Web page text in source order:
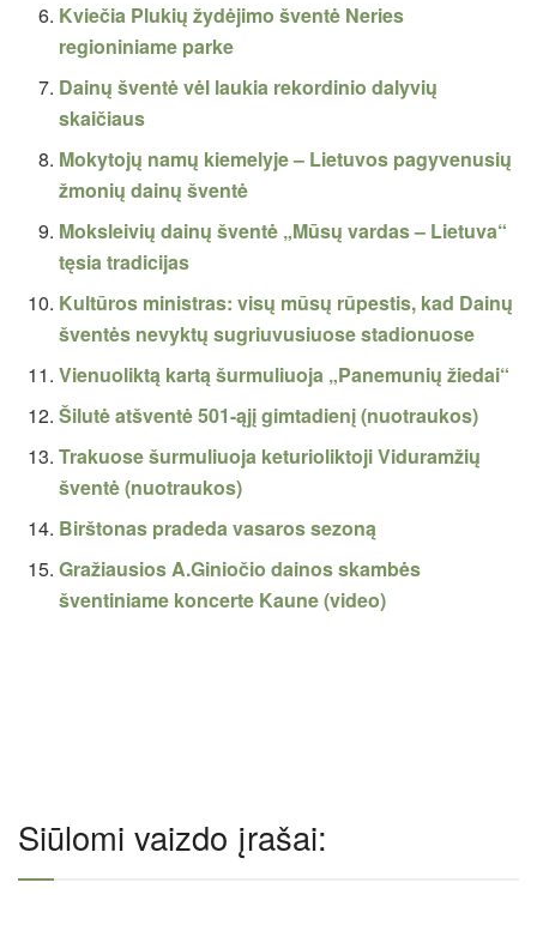
Kviečia Plukių žydėjimo šventė Neries
regioniniame parke
Dainų šventė vėl laukia rekordinio dalyvių
skaičiaus
Mokytojų namų kiemelyje – Lietuvos pagyvenusių
žmonių dainų šventė
Moksleivių dainų šventė „Mūsų vardas – Lietuva“
tęsia tradicijas
Kultūros ministras: visų mūsų rūpestis, kad Dainų
šventės nevyktų sugriuvusiuose stadionuose
Vienuoliktą kartą šurmuliuoja „Panemunių žiedai“
Šilutė atšventė 501-ąjį gimtadienį (nuotraukos)
Trakuose šurmuliuoja keturioliktoji Viduramžių
šventė (nuotraukos)
Birštonas pradeda vasaros sezoną
Gražiausios A.Giniočio dainos skambės
šventiniame koncerte Kaune (video)
Siūlomi vaizdo įrašai: